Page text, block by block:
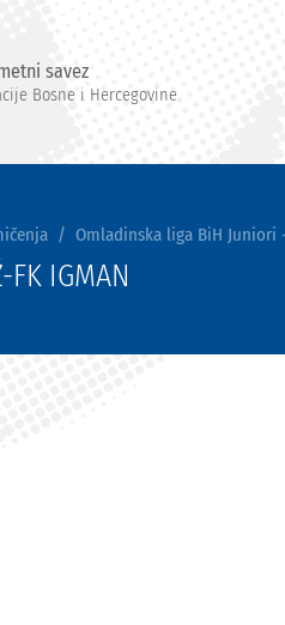
savez
Bosne i Hercegovine
Omladinska liga BiH Juniori
FK IGMAN